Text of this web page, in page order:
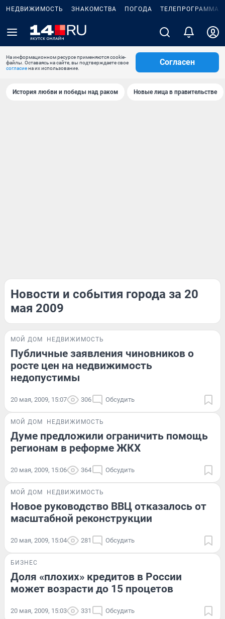
НЕДВИЖИМОСТЬ ЗНАКОМСТВА ПОГОДА ТЕЛЕПРОГРАММА
На информационном ресурсе применяются cookie-
файлы. Оставаясь на сайте, вы подтверждаете свое
согласиена их использование.
Согласен
История любви и победы над раком Новые лица в правительстве
Новости и события города за 20
мая 2009
МОЙ ДОМ НЕДВИЖИМОСТЬ
Публичные заявления чиновников о
росте цен на недвижимость
недопустимы
20 мая, 2009, 15:07 306 Обсудить
МОЙ ДОМ НЕДВИЖИМОСТЬ
Думе предложили ограничить помощь
регионам в реформе ЖКХ
20 мая, 2009, 15:06 364 Обсудить
МОЙ ДОМ НЕДВИЖИМОСТЬ
Новое руководство ВВЦ отказалось от
масштабной реконструкции
20 мая, 2009, 15:04 281 Обсудить
БИЗНЕС
Доля «плохих» кредитов в России
может возрасти до 15 процетов
20 мая, 2009, 15:03 331 Обсудить